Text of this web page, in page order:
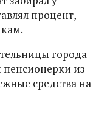
процент,
города
пенсионерки из
средства на